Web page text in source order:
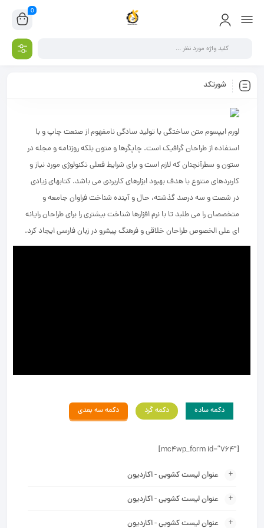
0
شورتکد
لورم ایپسوم متن ساختگی با تولید سادگی نامفهوم از صنعت چاپ و با
استفاده از طراحان گرافیک است. چاپگرها و متون بلکه روزنامه و مجله در
ستون و سطرآنچنان که لازم است و برای شرایط فعلی تکنولوژی مورد نیاز و
کاربردهای متنوع با هدف بهبود ابزارهای کاربردی می باشد. کتابهای زیادی
در شصت و سه درصد گذشته، حال و آینده شناخت فراوان جامعه و
متخصصان را می طلبد تا با نرم افزارها شناخت بیشتری را برای طراحان رایانه
ای علی الخصوص طراحان خلاقی و فرهنگ پیشرو در زبان فارسی ایجاد کرد.
دکمه ساده دکمه گرد دکمه سه بعدی
[mc4wp_form id=”764″]
عنوان لیست کشویی - اکاردیون
عنوان لیست کشویی - اکاردیون
عنوان لیست کشویی - اکاردیون